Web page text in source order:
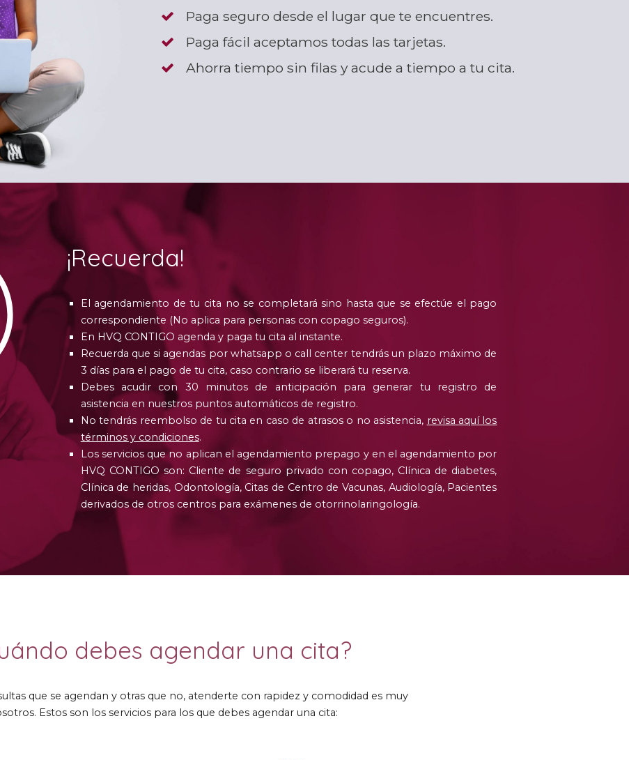
Paga seguro desde el lugar que te encuentres.
Paga fácil aceptamos todas las tarjetas.
Ahorra tiempo sin filas y acude a tiempo a tu cita.
¡Recuerda!
El agendamiento de tu cita no se completará sino hasta que se efectúe el pago
correspondiente (No aplica para personas con copago seguros).
En HVQ CONTIGO agenda y paga tu cita al instante.
Recuerda que si agendas por whatsapp o call center tendrás un plazo máximo de
3 días para el pago de tu cita, caso contrario se liberará tu reserva.
Debes acudir con 30 minutos de anticipación para generar tu registro de
asistencia en nuestros puntos automáticos de registro.
No tendrás reembolso de tu cita en caso de atrasos o no asistencia, revisa aquí los
términos y condiciones.
Los servicios que no aplican el agendamiento prepago y en el agendamiento por
HVQ CONTIGO son: Cliente de seguro privado con copago, Clínica de diabetes,
Clínica de heridas, Odontología, Citas de Centro de Vacunas, Audiología, Pacientes
derivados de otros centros para exámenes de otorrinolaringología.
debes agendar una cita?
que se agendan y otras que no, atenderte con rapidez y comodidad es muy
. Estos son los servicios para los que debes agendar una cita: